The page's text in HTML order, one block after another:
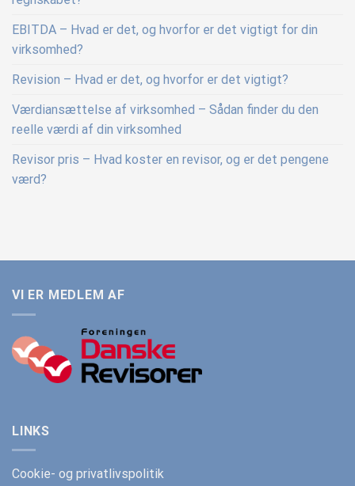
EBITDA – Hvad er det, og hvorfor er det vigtigt for din
virksomhed?
Revision – Hvad er det, og hvorfor er det vigtigt?
Værdiansættelse af virksomhed – Sådan finder du den
reelle værdi af din virksomhed
Revisor pris – Hvad koster en revisor, og er det pengene
værd?
VI ER MEDLEM AF
LINKS
Cookie- og privatlivspolitik